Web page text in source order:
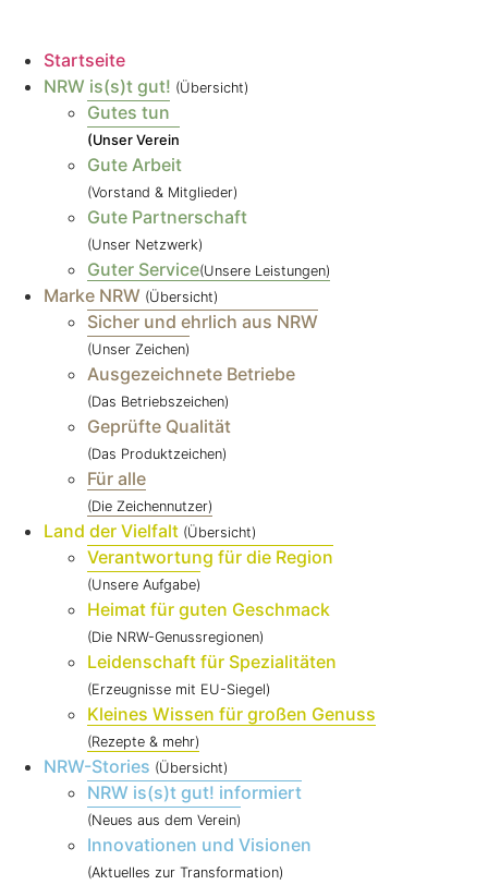
Startseite
NRW is(s)t gut! (Übersicht)
Gutes tun
(Unser Verein
Gute Arbeit
(Vorstand & Mitglieder)
Gute Partnerschaft
(Unser Netzwerk)
Guter Service(Unsere Leistungen)
Marke NRW (Übersicht)
Sicher und ehrlich aus NRW
(Unser Zeichen)
Ausgezeichnete Betriebe
(Das Betriebszeichen)
Geprüfte Qualität
(Das Produktzeichen)
Für alle
(Die Zeichennutzer)
Land der Vielfalt (Übersicht)
Verantwortung für die Region
(Unsere Aufgabe)
Heimat für guten Geschmack
(Die NRW-Genussregionen)
Leidenschaft für Spezialitäten
(Erzeugnisse mit EU-Siegel)
Kleines Wissen für großen Genuss
(Rezepte & mehr)
NRW-Stories (Übersicht)
NRW is(s)t gut! informiert
(Neues aus dem Verein)
Innovationen und Visionen
(Aktuelles zur Transformation)